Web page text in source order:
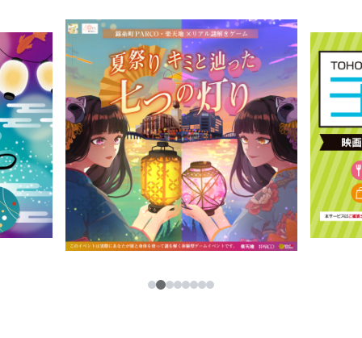
ニュース
レストラン・カフェ
TAX FREE
PARCOメンバーズ
JP
한국어
ภาษาไทย
日本語
1234567